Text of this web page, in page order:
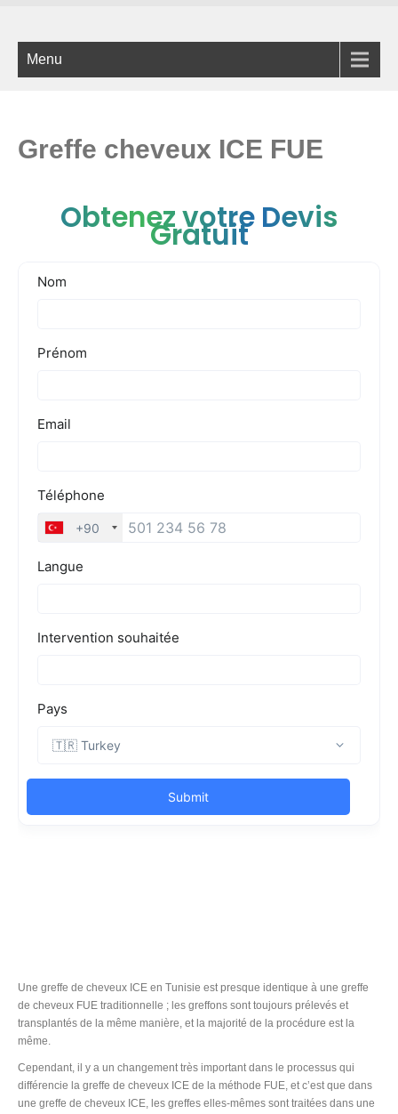
Menu
Greffe cheveux ICE FUE
Obtenez votre Devis
Gratuit
Une greffe de cheveux ICE en Tunisie est presque identique à une greffe
de cheveux FUE traditionnelle ; les greffons sont toujours prélevés et
transplantés de la même manière, et la majorité de la procédure est la
même.
Cependant, il y a un changement très important dans le processus qui
différencie la greffe de cheveux ICE de la méthode FUE, et c’est que dans
une greffe de cheveux ICE, les greffes elles-mêmes sont traitées dans une